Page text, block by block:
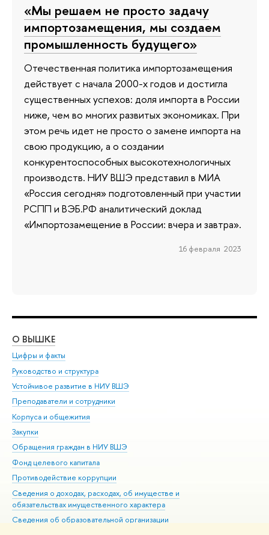
«Мы решаем не просто задачу
импортозамещения, мы создаем
промышленность будущего»
Отечественная политика импортозамещения
действует с начала 2000-х годов и достигла
существенных успехов: доля импорта в России
ниже, чем во многих развитых экономиках. При
этом речь идет не просто о замене импорта на
свою продукцию, а о создании
конкурентоспособных высокотехнологичных
производств. НИУ ВШЭ представил в МИА
«Россия сегодня» подготовленный при участии
РСПП и ВЭБ.РФ аналитический доклад
«Импортозамещение в России: вчера и завтра».
16 февраля 2023
О ВЫШКЕ
Цифры и факты
Руководство и структура
Устойчивое развитие в НИУ ВШЭ
Преподаватели и сотрудники
Корпуса и общежития
Закупки
Обращения граждан в НИУ ВШЭ
Фонд целевого капитала
Противодействие коррупции
Сведения о доходах, расходах, об имуществе и
обязательствах имущественного характера
Сведения об образовательной организации